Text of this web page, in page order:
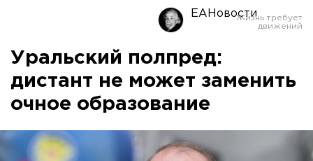
Оренбург
ЕАНовости
Уральский полпред:
дистант не может заменить
очное образование